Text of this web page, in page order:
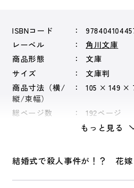
ISBNコード
レーベル
角川文庫
商品形態
文庫
サイズ
文庫判
商品寸法（横/
縦/束幅）
105 × 149 ×
総ページ数 192ページ
もっと見る
結婚式で殺人事件が！？ 花